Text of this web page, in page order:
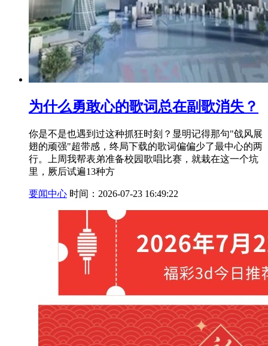
为什么勇敢心的歌词总在副歌消失？
你是不是也遇到过这种抓狂时刻？显明记得那句"戗风展
翅的顽强"超带感，终局下载的歌词偏偏少了最中心的两
行。上周我帮表弟准备校园歌唱比赛，就栽在这一个坑
里，厥后试遍13种方
要闻中心 时间：2026-07-23 16:49:22